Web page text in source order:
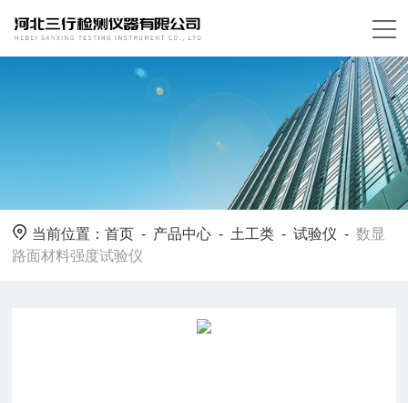
当前位置：首页 - 产品中心 - 土工类 -试验仪 -数显
路面材料强度试验仪